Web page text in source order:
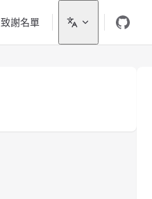
致謝名單